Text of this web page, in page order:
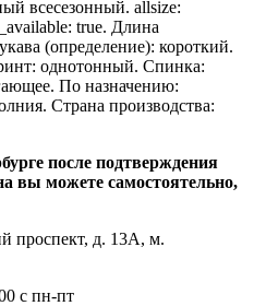
всесезонный. allsize:
true. Длина
(определение): короткий.
однотонный. Спинка:
По назначению:
Страна производства:
после подтверждения
вы можете самостоятельно,
проспект, д. 13А, м.
с пн-пт